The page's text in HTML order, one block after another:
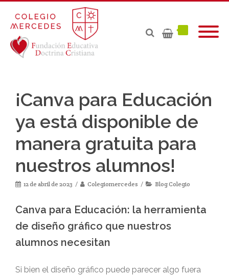
¡Canva para Educación
ya está disponible de
manera gratuita para
nuestros alumnos!
12 de abril de 2023 Colegiomercedes Blog Colegio
Canva para Educación: la herramienta
de diseño gráfico que nuestros
alumnos necesitan
Si bien el diseño gráfico puede parecer algo fuera